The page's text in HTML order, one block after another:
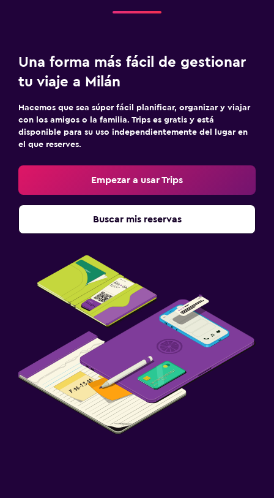
Una forma más fácil de gestionar
tu viaje a Milán
Hacemos que sea súper fácil planificar, organizar y viajar
con los amigos o la familia. Trips es gratis y está
disponible para su uso independientemente del lugar en
el que reserves.
Empezar a usar Trips
Buscar mis reservas